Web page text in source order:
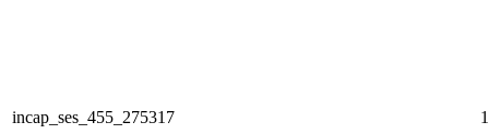
incap_ses_455_275317